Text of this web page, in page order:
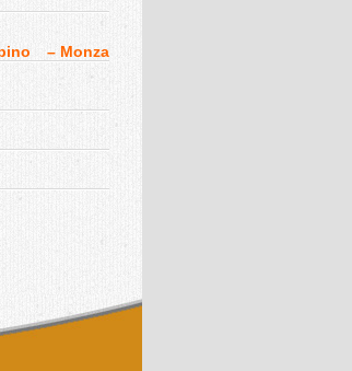
– Monza